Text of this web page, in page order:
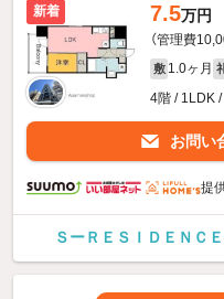
新着 7.5万円
（管理費
敷 1.0ヶ月
4階 / 1LDK
お問い
提
ＳーＲＥＳＩＤＥＮＣ